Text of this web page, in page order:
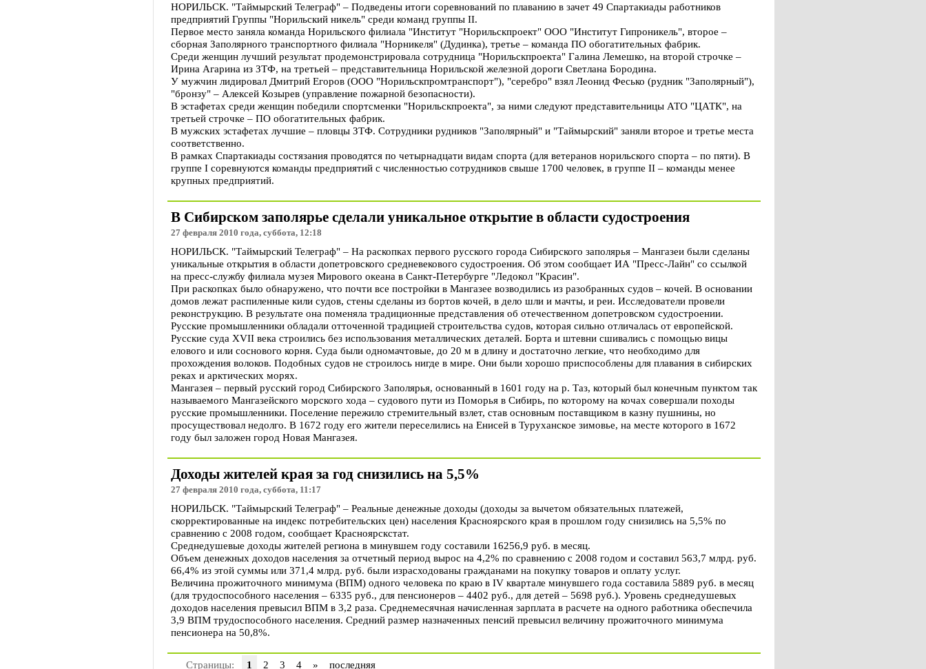
НОРИЛЬСК. "Таймырский Телеграф" – Подведены итоги соревнований по плаванию в зачет 49 Спартакиады работников
предприятий Группы "Норильский никель" среди команд группы II.
Первое место заняла команда Норильского филиала "Институт "Норильскпроект" ООО "Институт Гипроникель", второе –
сборная Заполярного транспортного филиала "Норникеля" (Дудинка), третье – команда ПО обогатительных фабрик.
Среди женщин лучший результат продемонстрировала сотрудница "Норильскпроекта" Галина Лемешко, на второй строчке –
Ирина Агарина из ЗТФ, на третьей – представительница Норильской железной дороги Светлана Бородина.
У мужчин лидировал Дмитрий Егоров (ООО "Норильскпромтранспорт"), "серебро" взял Леонид Фесько (рудник "Заполярный"),
"бронзу" – Алексей Козырев (управление пожарной безопасности).
В эстафетах среди женщин победили спортсменки "Норильскпроекта", за ними следуют представительницы АТО "ЦАТК", на
третьей строчке – ПО обогатительных фабрик.
В мужских эстафетах лучшие – пловцы ЗТФ. Сотрудники рудников "Заполярный" и "Таймырский" заняли второе и третье места
соответственно.
В рамках Спартакиады состязания проводятся по четырнадцати видам спорта (для ветеранов норильского спорта – по пяти). В
группе I соревнуются команды предприятий с численностью сотрудников свыше 1700 человек, в группе II – команды менее
крупных предприятий.
В Сибирском заполярье сделали уникальное открытие в области судостроения
27 февраля 2010 года, суббота, 12:18
НОРИЛЬСК. "Таймырский Телеграф" – На раскопках первого русского города Сибирского заполярья – Мангазеи были сделаны
уникальные открытия в области допетровского средневекового судостроения. Об этом сообщает ИА "Пресс-Лайн" со ссылкой
на пресс-службу филиала музея Мирового океана в Санкт-Петербурге "Ледокол "Красин".
При раскопках было обнаружено, что почти все постройки в Мангазее возводились из разобранных судов – кочей. В основании
домов лежат распиленные кили судов, стены сделаны из бортов кочей, в дело шли и мачты, и реи. Исследователи провели
реконструкцию. В результате она поменяла традиционные представления об отечественном допетровском судостроении.
Русские промышленники обладали отточенной традицией строительства судов, которая сильно отличалась от европейской.
Русские суда XVII века строились без использования металлических деталей. Борта и штевни сшивались с помощью вицы
елового и или соснового корня. Суда были одномачтовые, до 20 м в длину и достаточно легкие, что необходимо для
прохождения волоков. Подобных судов не строилось нигде в мире. Они были хорошо приспособлены для плавания в сибирских
реках и арктических морях.
Мангазея – первый русский город Сибирского Заполярья, основанный в 1601 году на р. Таз, который был конечным пунктом так
называемого Мангазейского морского хода – судового пути из Поморья в Сибирь, по которому на кочах совершали походы
русские промышленники. Поселение пережило стремительный взлет, став основным поставщиком в казну пушнины, но
просуществовал недолго. В 1672 году его жители переселились на Енисей в Туруханское зимовье, на месте которого в 1672
году был заложен город Новая Мангазея.
Доходы жителей края за год снизились на 5,5%
27 февраля 2010 года, суббота, 11:17
НОРИЛЬСК. "Таймырский Телеграф" – Реальные денежные доходы (доходы за вычетом обязательных платежей,
скорректированные на индекс потребительских цен) населения Красноярского края в прошлом году снизились на 5,5% по
сравнению с 2008 годом, сообщает Красноярскстат.
Среднедушевые доходы жителей региона в минувшем году составили 16256,9 руб. в месяц.
Объем денежных доходов населения за отчетный период вырос на 4,2% по сравнению с 2008 годом и составил 563,7 млрд. руб.
66,4% из этой суммы или 371,4 млрд. руб. были израсходованы гражданами на покупку товаров и оплату услуг.
Величина прожиточного минимума (ВПМ) одного человека по краю в IV квартале минувшего года составила 5889 руб. в месяц
(для трудоспособного населения – 6335 руб., для пенсионеров – 4402 руб., для детей – 5698 руб.). Уровень среднедушевых
доходов населения превысил ВПМ в 3,2 раза. Среднемесячная начисленная зарплата в расчете на одного работника обеспечила
3,9 ВПМ трудоспособного населения. Средний размер назначенных пенсий превысил величину прожиточного минимума
пенсионера на 50,8%.
Страницы: 1 2 3 4 » последняя